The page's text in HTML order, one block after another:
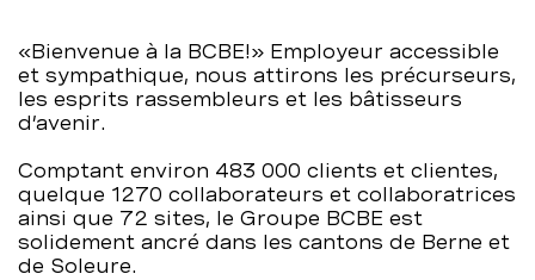
«Bienvenue à la BCBE!» Employeur accessible
et sympathique, nous attirons les précurseurs,
les esprits rassembleurs et les bâtisseurs
d’avenir.
Comptant environ 483 000 clients et clientes,
quelque 1270 collaborateurs et collaboratrices
ainsi que 72 sites, le Groupe BCBE est
solidement ancré dans les cantons de Berne et
de Soleure.